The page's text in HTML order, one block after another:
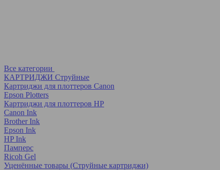
Все категории
КАРТРИДЖИ Струйные
Картриджи для плоттеров Canon
Epson Plotters
Картриджи для плоттеров HP
Canon Ink
Brother Ink
Epson Ink
HP Ink
Памперс
Ricoh Gel
Уценённые товары (Струйные картриджи)